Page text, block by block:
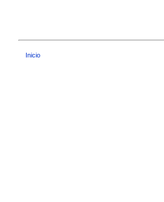
Inicio